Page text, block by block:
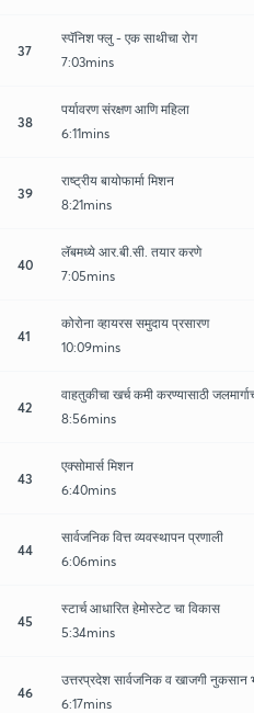
37
स्पॅनिश फ्लु - एक साथीचा रोग
7:03mins
38
पर्यावरण संरक्षण आणि महिला
6:11mins
39
राष्ट्रीय बायोफार्मा मिशन
8:21mins
40
लॅबमध्ये आर.बी.सी. तयार करणे
7:05mins
41
कोरोना व्हायरस समुदाय प्रसारण
10:09mins
42
वाहतुकीचा खर्च कमी करण्यासाठी
8:56mins
43
एक्सोमार्स मिशन
6:40mins
44
सार्वजनिक वित्त व्यवस्थापन प्रणाली
6:06mins
45
स्टार्च आधारित हेमोस्टेट चा विकास
5:34mins
46
उत्तरप्रदेश सार्वजनिक व खाजगी नुकसान
6:17mins